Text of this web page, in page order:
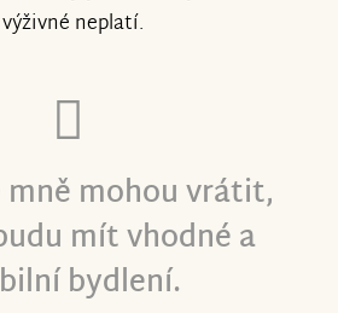
neplatí.
mně mohou vrátit,
mít vhodné a
bydlení.